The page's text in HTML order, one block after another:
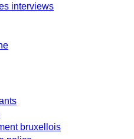
interviews
bruxellois